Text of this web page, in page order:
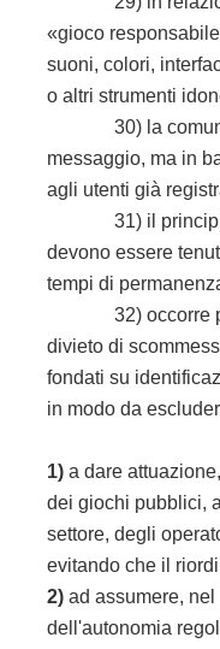
«gioco
suoni, colori,
o altri strumenti
30) la
messaggio, ma in
agli utenti già
31) il principio
devono essere
tempi di
32) occorre
divieto di
fondati su
in modo da
1) a dare
dei giochi pubblici,
settore, degli
evitando che il
2) ad assumere,
dell'autonomia